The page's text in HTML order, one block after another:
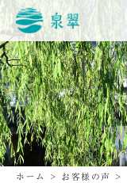
ホーム > お客様の声 >